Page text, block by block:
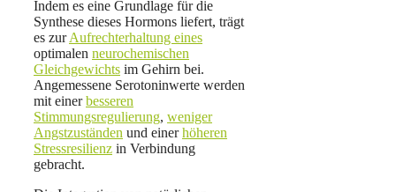
Indem es eine Grundlage für die
Synthese dieses Hormons liefert, trägt
es zurAufrechterhaltung eines
optimalen neurochemischen
Gleichgewichts im Gehirn bei.
Angemessene Serotoninwerte werden
mit einerbesseren
Stimmungsregulierung, weniger
Angstzuständen und einerhöheren
Stressresilienz in Verbindung
gebracht.